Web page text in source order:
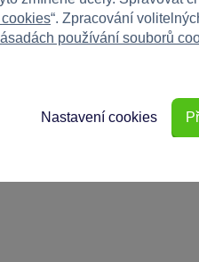
“. Zpracování
používání souborů
Nastavení cookies